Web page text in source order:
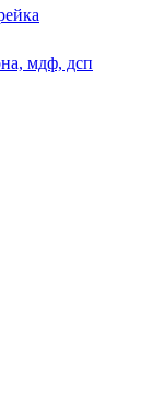
мдф, дсп